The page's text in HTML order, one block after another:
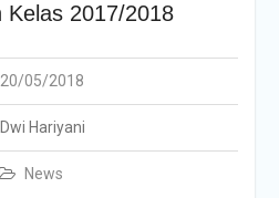
Kelas 2017/2018
20/05/2018
Dwi Hariyani
News